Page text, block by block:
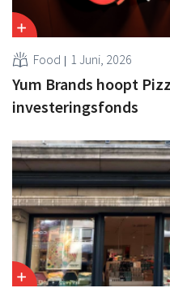
Food 1 Juni, 2026
Yum Brands hoopt
investeringsfonds